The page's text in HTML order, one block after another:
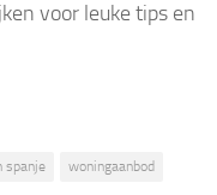
voor leuke tips en
spanje woningaanbod